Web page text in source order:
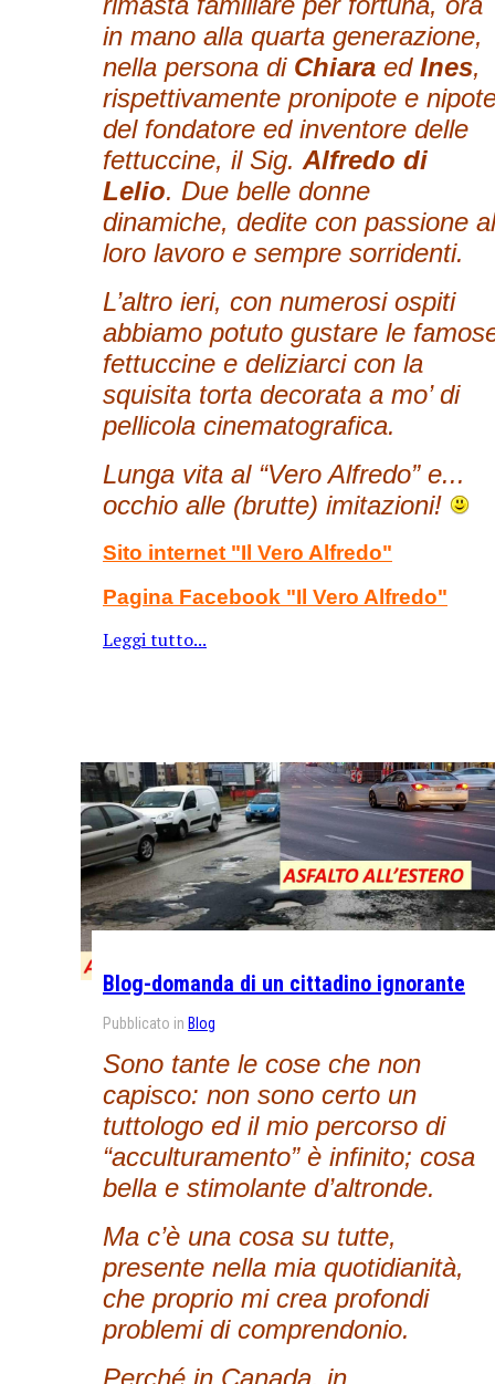
in mano alla quarta generazione,
nella persona di Chiara ed Ines,
rispettivamente pronipote e
del fondatore ed inventore delle
fettuccine, il Sig. Alfredo di
Lelio. Due belle donne
dinamiche, dedite con passione al
loro lavoro e sempre sorridenti.
L’altro ieri, con numerosi ospiti
abbiamo potuto gustare le
fettuccine e deliziarci con la
squisita torta decorata a mo’ di
pellicola cinematografica.
Lunga vita al “Vero Alfredo” e...
occhio alle (brutte) imitazioni!
Sito internet "Il Vero Alfredo"
Pagina Facebook "Il Vero Alfredo"
Leggi tutto...
Blog-domanda di un cittadino ignorante
Pubblicato in Blog
Sono tante le cose che non
capisco: non sono certo un
tuttologo ed il mio percorso di
“acculturamento” è infinito; cosa
bella e stimolante d’altronde.
Ma c’è una cosa su tutte,
presente nella mia quotidianità,
che proprio mi crea profondi
problemi di comprendonio.
Perché in Canada, in